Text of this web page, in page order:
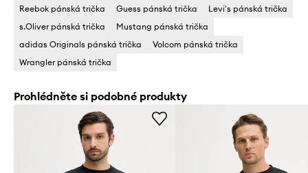
Reebok pánská trička
Guess pánská trička
Levi's pánská trička
s.Oliver pánská trička
Mustang pánská trička
adidas Originals pánská trička
Volcom pánská trička
Wrangler pánská trička
Prohlédněte si podobné produkty